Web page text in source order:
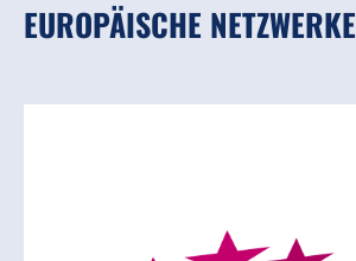
EUROPÄISCHE NETZWERKE